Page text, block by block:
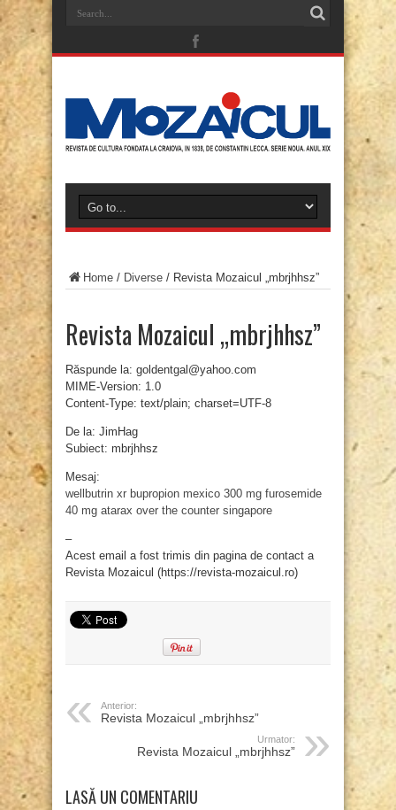
Home / Diverse / Revista Mozaicul „mbrjhhsz”
Revista Mozaicul „mbrjhhsz”
Răspunde la: goldentgal@yahoo.com
MIME-Version: 1.0
Content-Type: text/plain; charset=UTF-8
De la: JimHag
Subiect: mbrjhhsz
Mesaj:
wellbutrin xr bupropion mexico 300 mg furosemide
40 mg atarax over the counter singapore
–
Acest email a fost trimis din pagina de contact a
Revista Mozaicul (https://revista-mozaicul.ro)
Anterior:
Revista Mozaicul „mbrjhhsz”
Urmator:
Revista Mozaicul „mbrjhhsz”
LASĂ UN COMENTARIU